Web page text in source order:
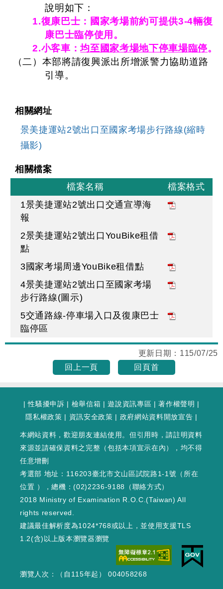
說明如下：
1.復康巴士：國家考場前約可提供3-4輛復
康巴士臨停使用。
2.小客車：均至國家考場地下停車場臨停。
（二）本部將請復興派出所增派警力協助道路
引導。
相關網址
景美捷運站2號出口至國家考場步行路線(縮時
攝影)
相關檔案
檔案名稱
檔案格式
1景美捷運站2號出口交通宣導海
報
2景美捷運站2號出口YouBike租借
點
3國家考場周邊YouBike租借點
4景美捷運站2號出口至國家考場
步行路線(圖示)
5交通路線-停車場入口及復康巴士
臨停區
更新日期： 115/07/25
回上一頁
回頁首
|性騷擾申訴 | 檢舉信箱 |遊說資訊專區 |著作權聲明 |
隱私權政策 | 資訊安全政策 | 政府網站資料開放宣告 |
本網站資料，歡迎朋友連結使用。但引用時，請註明資料
來源並請確保資料之完整（包括本項宣示在內），均不得
任意增刪
考選部 地址：116203臺北市文山區試院路1-1號（ 所在
位置 ），總機：(02)2236-9188（聯絡方式）
2018 Ministry of Examination R.O.C.(Taiwan) All
rights reserved.
建議最佳解析度為1024*768或以上，並使用支援TLS
1.2(含)以上版本瀏覽器瀏覽
瀏覽人次：（自115年起） 004058268